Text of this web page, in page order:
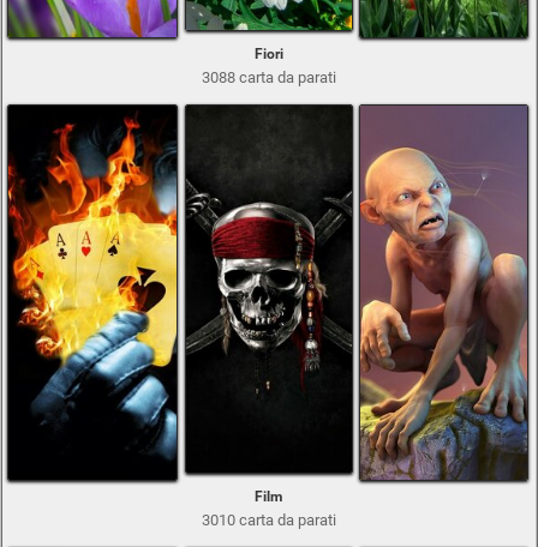
Fiori
3088 carta da parati
Film
3010 carta da parati